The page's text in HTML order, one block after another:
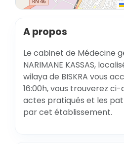
A propos
Le cabinet de Médecine
NARIMANE KASSAS,
wilaya de BISKRA vous
16:00h, vous trouverez ci-
actes pratiqués et les
par cet établissement.